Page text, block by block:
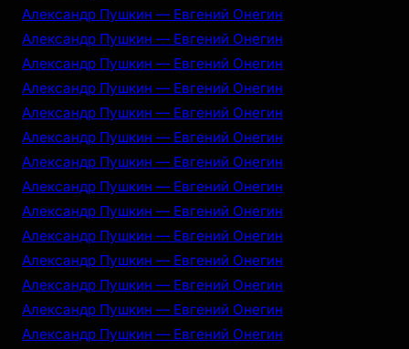
Александр Пушкин — Евгений Онегин
Александр Пушкин — Евгений Онегин
Александр Пушкин — Евгений Онегин
Александр Пушкин — Евгений Онегин
Александр Пушкин — Евгений Онегин
Александр Пушкин — Евгений Онегин
Александр Пушкин — Евгений Онегин
Александр Пушкин — Евгений Онегин
Александр Пушкин — Евгений Онегин
Александр Пушкин — Евгений Онегин
Александр Пушкин — Евгений Онегин
Александр Пушкин — Евгений Онегин
Александр Пушкин — Евгений Онегин
Александр Пушкин — Евгений Онегин